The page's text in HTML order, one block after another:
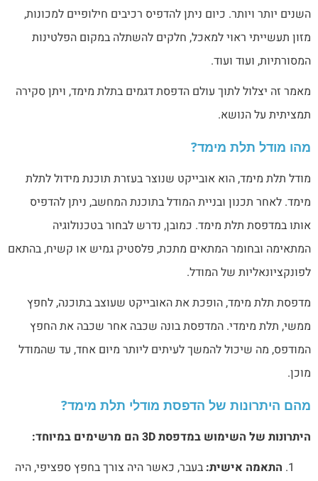
השנים יותר ויותר. כיום ניתן להדפיס רכיבים חילופיים למכונות,
מזון תעשייתי ראוי למאכל, חלקים להשתלה במקום הפלטינות
המסורתיות, ועוד ועוד.
מאמר זה יצלול לתוך עולם הדפסת דגמים בתלת מימד, ויתן סקירה
תמציתית על הנושא.
מהו מודל תלת מימד?
מודל תלת מימד, הוא אובייקט שנוצר בעזרת תוכנת מידול לתלת
מימד. לאחר תכנון ובניית המודל בתוכנת המחשב, ניתן להדפיס
אותו במדפסת תלת מימד. כמובן, נדרש לבחור בטכנולוגיה
המתאימה ובחומר המתאים מתכת, פלסטיק גמיש או קשיח, בהתאם
לפונקציונאליות של המודל.
מדפסת תלת מימד, הופכת את האובייקט שעוצב בתוכנה, לחפץ
ממשי, תלת מימדי. המדפסת בונה שכבה אחר שכבה את החפץ
המודפס, מה שיכול להמשך לעיתים ליותר מיום אחד, עד שהמודל
מוכן.
מהם היתרונות של הדפסת מודלי תלת מימד?
היתרונות של השימוש במדפסת 3D הם מרשימים במיוחד:
התאמה אישית: בעבר, כאשר היה צורך בחפץ ספציפי, היה